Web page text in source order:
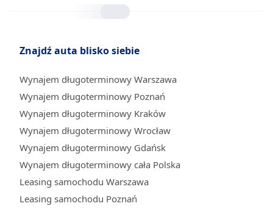
Znajdź auta blisko siebie
Wynajem długoterminowy Warszawa
Wynajem długoterminowy Poznań
Wynajem długoterminowy Kraków
Wynajem długoterminowy Wrocław
Wynajem długoterminowy Gdańsk
Wynajem długoterminowy cała Polska
Leasing samochodu Warszawa
Leasing samochodu Poznań